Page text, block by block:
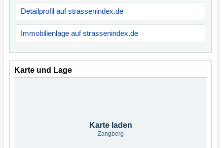
Detailprofil auf strassenindex.de
Immobilienlage auf strassenindex.de
Karte und Lage
Karte laden
Zangberg